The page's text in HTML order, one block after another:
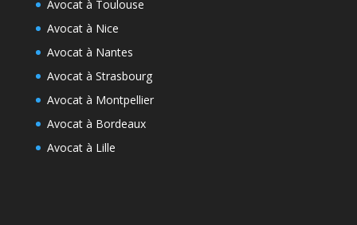
Avocat à Toulouse
Avocat à Nice
Avocat à Nantes
Avocat à Strasbourg
Avocat à Montpellier
Avocat à Bordeaux
Avocat à Lille